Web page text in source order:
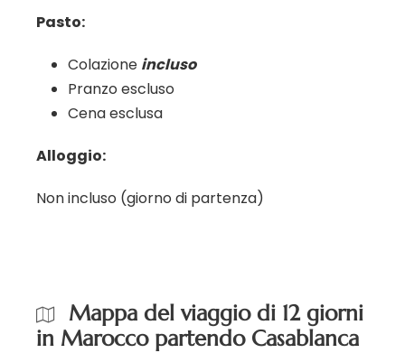
Pasto:
Colazione incluso
Pranzo escluso
Cena esclusa
Alloggio:
Non incluso (giorno di partenza)
Mappa del viaggio di 12 giorni
in Marocco partendo Casablanca